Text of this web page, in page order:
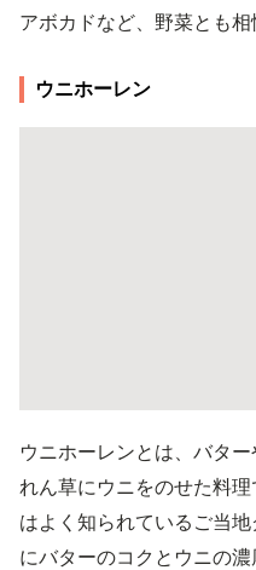
アボカドなど、野菜とも相
ウニホーレン
ウニホーレンとは、バタ
れん草にウニをのせた料
はよく知られているご当
にバターのコクとウニの